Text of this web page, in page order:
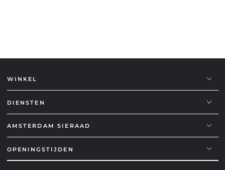
WINKEL
DIENSTEN
AMSTERDAM SIERAAD
OPENINGSTIJDEN